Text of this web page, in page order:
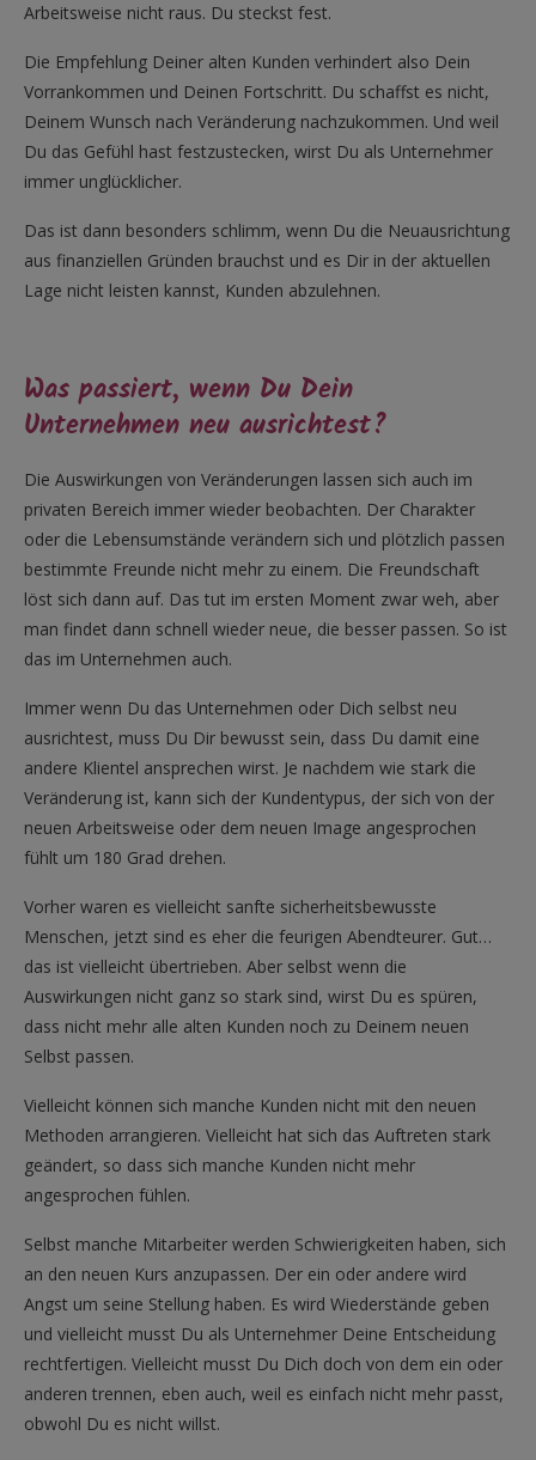
Arbeitsweise nicht raus. Du steckst fest.
Die Empfehlung Deiner alten Kunden verhindert also Dein
Vorrankommen und Deinen Fortschritt. Du schaffst es nicht,
Deinem Wunsch nach Veränderung nachzukommen. Und weil
Du das Gefühl hast festzustecken, wirst Du als Unternehmer
immer unglücklicher.
Das ist dann besonders schlimm, wenn Du die Neuausrichtung
aus finanziellen Gründen brauchst und es Dir in der aktuellen
Lage nicht leisten kannst, Kunden abzulehnen.
Was passiert, wenn Du Dein
Unternehmen neu ausrichtest?
Die Auswirkungen von Veränderungen lassen sich auch im
privaten Bereich immer wieder beobachten. Der Charakter
oder die Lebensumstände verändern sich und plötzlich passen
bestimmte Freunde nicht mehr zu einem. Die Freundschaft
löst sich dann auf. Das tut im ersten Moment zwar weh, aber
man findet dann schnell wieder neue, die besser passen. So ist
das im Unternehmen auch.
Immer wenn Du das Unternehmen oder Dich selbst neu
ausrichtest, muss Du Dir bewusst sein, dass Du damit eine
andere Klientel ansprechen wirst. Je nachdem wie stark die
Veränderung ist, kann sich der Kundentypus, der sich von der
neuen Arbeitsweise oder dem neuen Image angesprochen
fühlt um 180 Grad drehen.
Vorher waren es vielleicht sanfte sicherheitsbewusste
Menschen, jetzt sind es eher die feurigen Abendteurer. Gut…
das ist vielleicht übertrieben. Aber selbst wenn die
Auswirkungen nicht ganz so stark sind, wirst Du es spüren,
dass nicht mehr alle alten Kunden noch zu Deinem neuen
Selbst passen.
Vielleicht können sich manche Kunden nicht mit den neuen
Methoden arrangieren. Vielleicht hat sich das Auftreten stark
geändert, so dass sich manche Kunden nicht mehr
angesprochen fühlen.
Selbst manche Mitarbeiter werden Schwierigkeiten haben, sich
an den neuen Kurs anzupassen. Der ein oder andere wird
Angst um seine Stellung haben. Es wird Wiederstände geben
und vielleicht musst Du als Unternehmer Deine Entscheidung
rechtfertigen. Vielleicht musst Du Dich doch von dem ein oder
anderen trennen, eben auch, weil es einfach nicht mehr passt,
obwohl Du es nicht willst.